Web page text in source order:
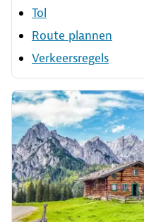
Tol
Route plannen
Verkeersregels